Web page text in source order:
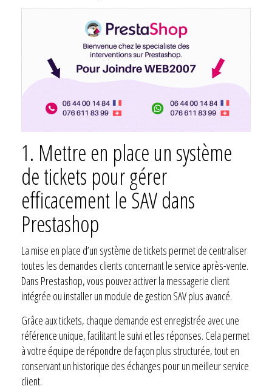
1. Mettre en place un système
de tickets pour gérer
efficacement le SAV dans
Prestashop
La mise en place d’un système de tickets permet de centraliser
toutes les demandes clients concernant le service après-vente.
Dans Prestashop, vous pouvez activer la messagerie client
intégrée ou installer un module de gestion SAV plus avancé.
Grâce aux tickets, chaque demande est enregistrée avec une
référence unique, facilitant le suivi et les réponses. Cela permet
à votre équipe de répondre de façon plus structurée, tout en
conservant un historique des échanges pour un meilleur service
client.